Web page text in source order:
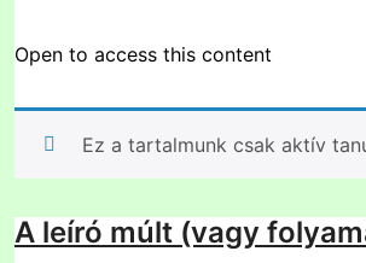
Open to access this content
Ez a tartalmunk csak aktív
A leíró múlt (vagy